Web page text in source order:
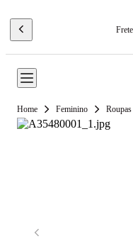
Feminino Roupas